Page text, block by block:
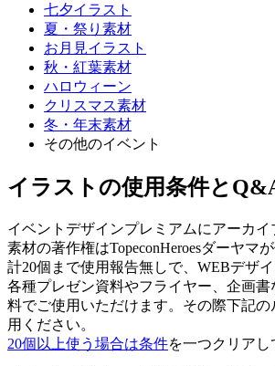
七夕イラスト
夏・祭り素材
お月見イラスト
秋・紅葉素材
ハロウィーン
クリスマス素材
冬・年末素材
その他のイベント
イラストの使用条件と
イベントデザインプレミアムにアーカイ
素材の著作権はTopeconHeroesダーヤマ
計20個まで使用報告無しで、WEBデザ
各種プレゼン資料やフライヤー、企画
料でご使用いただけます。その際下記の
用ください。
20個以上使う場合は条件を一つクリアし